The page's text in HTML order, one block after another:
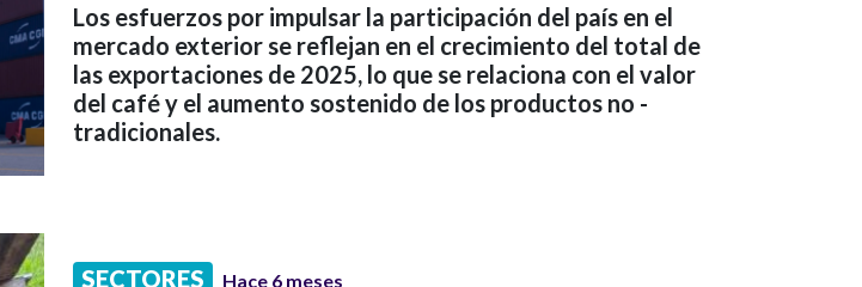
Los esfuerzos por impulsar la participación del país en el
mercado exterior se reflejan en el crecimiento del total de
las exportaciones de 2025, lo que se relaciona con el valor
del café y el aumento sostenido de los productos no -
tradicionales.
SECTORES Hace 6 meses